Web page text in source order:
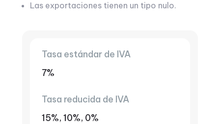
Las exportaciones tienen un tipo nulo.
Tasa estándar de IVA
7%
Tasa reducida de IVA
15%, 10%, 0%